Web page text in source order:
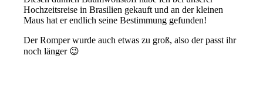
Hochzeitsreise in Brasilien gekauft und an der kleinen
Maus hat er endlich seine Bestimmung gefunden!
Der Romper wurde auch etwas zu groß, also der passt ihr
noch länger 😉